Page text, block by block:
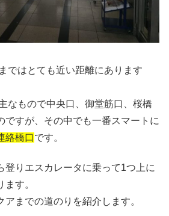
ではとても近い距離にあります
なもので中央口、御堂筋口、桜橋
ですが、その中でも一番スマートに
絡橋口です。
登りエスカレータに乗って1つ上に
ます。
アまでの道のりを紹介します。